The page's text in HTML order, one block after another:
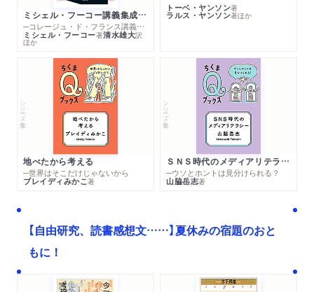
ミシェル・フーコー講義集成１０ 主体性と真理
─コレージュ・ド・フランス講義１９８０－１９８１年度
ミシェル・フーコー著清水雄大訳
ほか
トーベ・ヤンソン著
ラルス・ヤンソン著ほか
シリーズ・全集
地べたから考える
─世界はそこだけじゃないから
ブレイディみかこ著
シリーズ・全集
ＳＮＳ時代のメディアリテラシー
─ウソとホントは見分けられる？
山脇岳志著
【自由研究、読書感想文……】夏休みの宿題のおと
もに！